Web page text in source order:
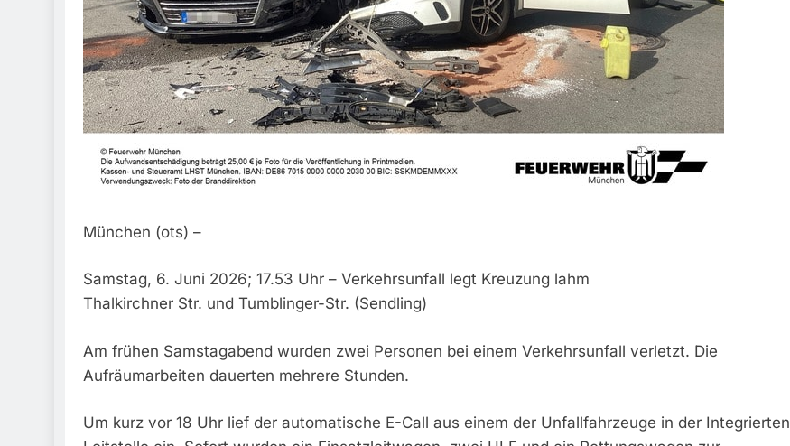
München (ots) –
Samstag, 6. Juni 2026; 17.53 Uhr – Verkehrsunfall legt Kreuzung lahm
Thalkirchner Str. und Tumblinger-Str. (Sendling)
Am frühen Samstagabend wurden zwei Personen bei einem Verkehrsunfall verletzt. Die
Aufräumarbeiten dauerten mehrere Stunden.
Um kurz vor 18 Uhr lief der automatische E-Call aus einem der Unfallfahrzeuge in der Integrierten